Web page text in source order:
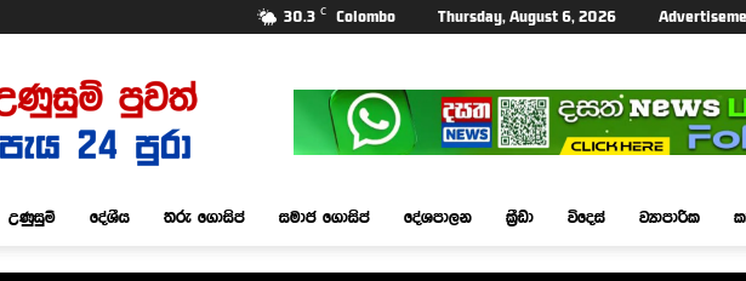
30.3 C Colombo Thursday, August 6, 2026
Dasatha
Lanka
News
උණුසුම් දේශීය තරු ගොසිප් සමාජ ගොසිප් දේශපාලන ක්‍රීඩා විදෙස් ව්‍යාපාරික